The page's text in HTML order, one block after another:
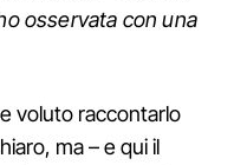
osservata con una
voluto raccontarlo
ma – e qui il